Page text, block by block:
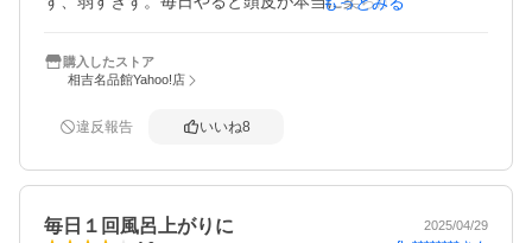
購入したストア
相吉名品館Yahoo!店
違反報告 いいね8
毎日１回風呂上がりに 2025/04/29